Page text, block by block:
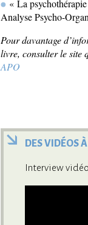
« La
Analyse Psycho-
Pour davantage
livre, consulter le site
APO
DES VIDÉOS
Interview